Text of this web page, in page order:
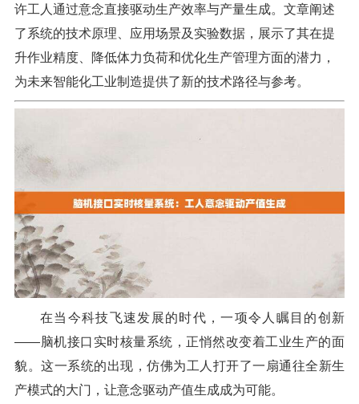
许工人通过意念直接驱动生产效率与产量生成。文章阐述
了系统的技术原理、应用场景及实验数据，展示了其在提
升作业精度、降低体力负荷和优化生产管理方面的潜力，
为未来智能化工业制造提供了新的技术路径与参考。
在当今科技飞速发展的时代，一项令人瞩目的创新
——脑机接口实时核量系统，正悄然改变着工业生产的面
貌。这一系统的出现，仿佛为工人打开了一扇通往全新生
产模式的大门，让意念驱动产值生成成为可能。